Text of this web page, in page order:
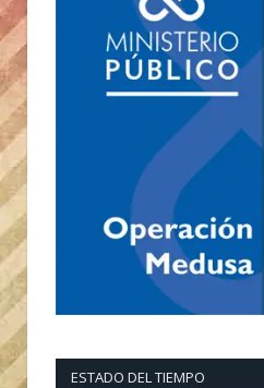
ESTADO DEL TIEMPO